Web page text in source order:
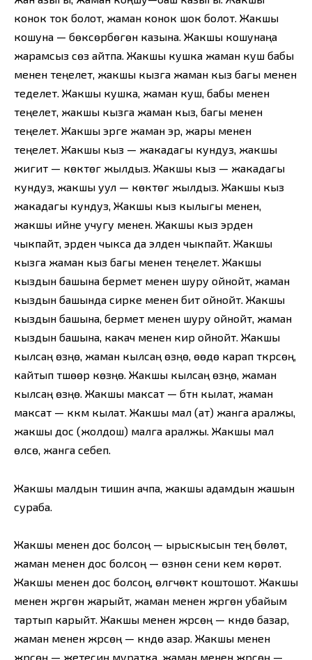
конок ток болот, жаман конок шок болот. Жакшы
кошуна — бөксөрбөгөн казына. Жакшы кошунаңа
жарамсыз сөз айтпа. Жакшы кушка жаман куш бабы
менен теңелет, жакшы кызга жаман кыз багы менен
теделет. Жакшы кушка, жаман куш, бабы менен
теңелет, жакшы кызга жаман кыз, багы менен
теңелет. Жакшы эрге жаман эр, жары менен
теңелет. Жакшы кыз — жакадагы кундуз, жакшы
жигит — көктөгү жылдыз. Жакшы кыз — жакадагы
кундуз, жакшы уул — көктөгү жылдыз. Жакшы кыз
жакадагы кундуз, Жакшы кыз кылыгы менен,
жакшы ийне учугу менен. Жакшы кыз эрден
чыкпайт, эрден чыкса да элден чыкпайт. Жакшы
кызга жаман кыз багы менен теңелет. Жакшы
кыздын башына бермет менен шуру ойнойт, жаман
кыздын башында сирке менен бит ойнойт. Жакшы
кыздын башына, бермет менен шуру ойнойт, жаман
кыздын башына, какач менен кир ойнойт. Жакшы
кылсаң өзүңө, жаман кылсаң өзүңө, өөдө карап түкүрсөң,
кайтып түшөөр көзүңө. Жакшы кылсаң өзүңө, жаман
кылсаң өзүңө. Жакшы максат — бүтүн кылат, жаман
максат — күкүм кылат. Жакшы мал (ат) жанга аралжы,
жакшы дос (жолдош) малга аралжы. Жакшы мал
өлсө, жанга себеп.
Жакшы малдын тишин ачпа, жакшы адамдын жашын
сураба.
Жакшы менен дос болсоң — ырыскысын тең бөлөт,
жаман менен дос болсоң — өзүнөн сени кем көрөт.
Жакшы менен дос болсоң, өлгүчөктү коштошот. Жакшы
менен жүргөн жарыйт, жаман менен жүргөн убайым
тартып карыйт. Жакшы менен жүрсөң — күндө базар,
жаман менен жүрсөң — күндө азар. Жакшы менен
жүрсөң — жетесиң муратка, жаман менен жүрсөң —